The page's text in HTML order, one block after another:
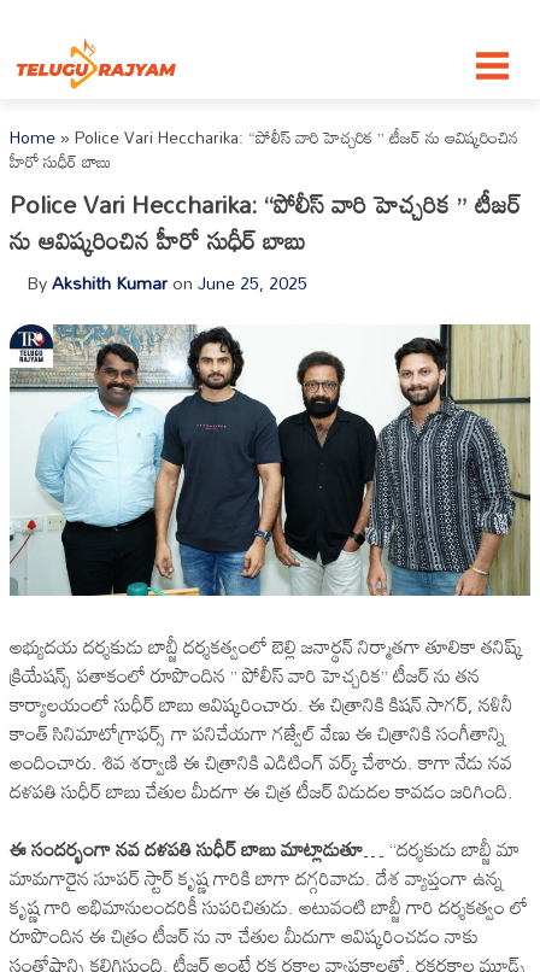
Home»Police Vari Heccharika: “పోలీస్ వారి హెచ్చరిక ” టీజర్ ను ఆవిష్కరించిన
హీరో సుధీర్ బాబు
Police Vari Heccharika: “పోలీస్ వారి హెచ్చరిక ” టీజర్
ను ఆవిష్కరించిన హీరో సుధీర్ బాబు
ByAkshith KumaronJune 25, 2025
అభ్యుదయ దర్శకుడు బాబ్జీ దర్శకత్వంలో బెల్లి జనార్థన్ నిర్మాతగా తూలికా తనిష్క్
క్రియేషన్స్ పతాకంలో రూపొందిన ” పోలీస్ వారి హెచ్చరిక” టీజర్ ను తన
కార్యాలయంలో సుధీర్ బాబు ఆవిష్కరించారు. ఈ చిత్రానికి కిషన్ సాగర్, నళినీ
కాంత్ సినిమాటోగ్రాఫర్స్ గా పనిచేయగా గజ్వేల్ వేణు ఈ చిత్రానికి సంగీతాన్ని
అందించారు. శివ శర్వాణి ఈ చిత్రానికి ఎడిటింగ్ వర్క్ చేశారు. కాగా నేడు నవ
దళపతి సుధీర్ బాబు చేతుల మీదగా ఈ చిత్ర టీజర్ విడుదల కావడం జరిగింది.
ఈ సందర్భంగా నవ దళపతి సుధీర్ బాబు మాట్లాడుతూ… “దర్శకుడు బాబ్జీ మా
మామగారైన సూపర్ స్టార్ కృష్ణ గారికి బాగా దగ్గరివాడు. దేశ వ్యాప్తంగా ఉన్న
కృష్ణ గారి అభిమానులందరికీ సుపరిచితుడు. అటువంటి బాబ్జీ గారి దర్శకత్వం లో
రూపొందిన ఈ చిత్రం టీజర్ ను నా చేతుల మీదుగా ఆవిష్కరించడం నాకు